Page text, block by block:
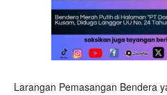
Larangan Pemasangan Bendera